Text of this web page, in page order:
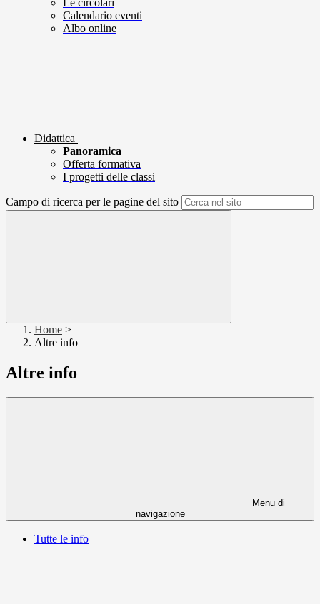
Le circolari
Calendario eventi
Albo online
Didattica
Panoramica
Offerta formativa
I progetti delle classi
Campo di ricerca per le pagine del sito
Home >
Altre info
Altre info
Menu di
navigazione
Tutte le info